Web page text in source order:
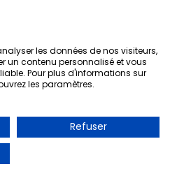
les données de nos visiteurs,
un contenu personnalisé et vous
Pour plus d'informations sur
les paramètres.
Refuser